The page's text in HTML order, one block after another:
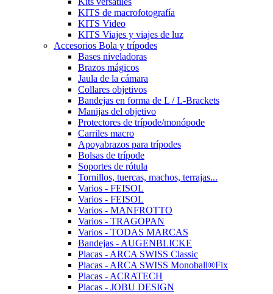
KITS de macrofotografía
KITS Video
KITS Viajes y viajes de luz
Accesorios Bola y trípodes
Bases niveladoras
Brazos mágicos
Jaula de la cámara
Collares objetivos
Bandejas en forma de L / L-Brackets
Manijas del objetivo
Protectores de trípode/monópode
Carriles macro
Apoyabrazos para trípodes
Bolsas de trípode
Soportes de rótula
Tornillos, tuercas, machos, terrajas...
Varios - FEISOL
Varios - FEISOL
Varios - MANFROTTO
Varios - TRAGOPAN
Varios - TODAS MARCAS
Bandejas - AUGENBLICKE
Placas - ARCA SWISS Classic
Placas - ARCA SWISS Monoball®Fix
Placas - ACRATECH
Placas - JOBU DESIGN